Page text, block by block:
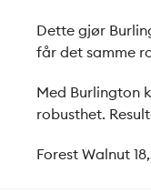
Dette gjør
får det samme
Med Burlington
robusthet.
Forest Walnut